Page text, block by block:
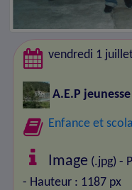
vendredi 1
A.E.P
Enfance et
Image (.jpg) -
- Hauteur : 1187 px